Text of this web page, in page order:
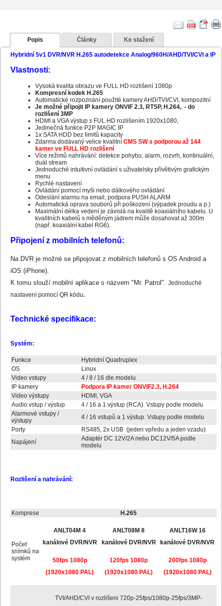
Popis Články Ke stažení
Hybridní 5v1 DVR/NVR H.265 autodetekce Analog/960H/AHD/TVI/CVI a IP
Vlastnosti:
Vysoká kvalita obrazu ve FULL HD rozlišení 1080p
Kompresní kodek H.265
Automatické rozpoznání použité kamery AHD/TVI/CVI, kompozitní
Je možné připojit IP kamery ONVIF 2.3, RTSP, H.264, - do
rozlišení 3MP
HDMI a VGA výstup s FUL HD rozlišením 1920x1080,
Jedinečná funkce P2P MAGIC IP
1x SATA HDD bez limitů kapacity
Zdarma dodávaný velice kvalitní CMS SW s podporou až 144
kamer ve FULL HD rozlišení
Více režimů nahrávání: detekce pohybu, alarm, rozvrh, kontinuální,
duál stream
Jednoduché intuitivní ovládání s uživatelsky přívětivým grafickým
menu
Rychlé nastavení
Ovládání pomocí myši nebo dálkového ovládání
Odeslání alarmu na email, podpora PUSH ALARM
Automatická oprava souborů při poškození (výpadek proudu a p.)
Maximální délka vedení je závislá na kvalitě koaxiálního kabelu. U
kvalitních kabelů s měděným jádrem může dosahovat až 300m
(např. koaxiální kabel RG6).
Připojení z mobilních telefonů:
Na DVR je možné se připojovat z mobilních telefonů s OS Android a
iOS (iPhone).
K tomu slouží mobilní aplikace s názvem "Mr. Patrol". Jednoduché
nastavení pomocí QR kódu.
Technické specifikace:
Systém:
Funkce
Hybridní Quadruplex
OS
Linux
Video vstupy
4 / 8 / 16 dle modelu
IP kamery
Podpora IP kamer ONVIF2.3, H.264
Video výstupy
HDMI, VGA
Audio vstup / výstup
4 / 16 a 1 výstup (RCA). Vstupy podle modelu
Alarmové vstupy /
výstupy
4 / 16 vstupů a 1 výstup. Vstupy podle modelu
Porty
RS485, 2x USB (jeden vpředu a jeden vzadu)
Napájení
Adaptér DC 12V/2A nebo DC12V/5A podle
modelu
Rozlišení a nahrávání:
Komprese H.265
Počet
snímků na
systém
ANLT04M 4
kanálové DVR/NVR
50fps 1080p
(1920x1080 PAL)
ANLT08M 8
kanálové DVR/NVR
120fps 1080p
(1920x1080 PAL)
ANLT16W 16
kanálové DVR/NVR
200fps 1080p
(1920x1080 PAL)
TVI/AHD/CVI v rozlišeni 720p-25fps/1080p-25fps/3MP-